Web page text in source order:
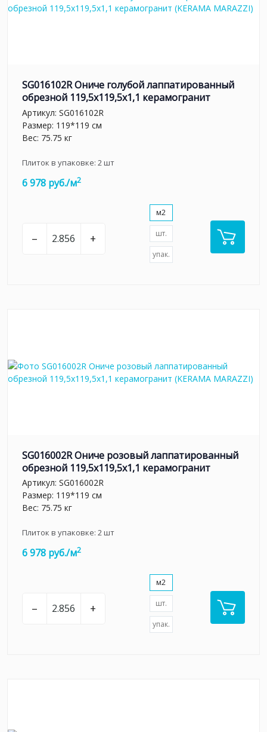
SG016102R Ониче голубой лаппатированный
обрезной 119,5x119,5x1,1 керамогранит
Артикул: SG016102R
Размер: 119*119 см
Вес: 75.75 кг
Плиток в упаковке: 2шт
6 978 руб./м2
– +
м2
шт.
упак.
SG016002R Ониче розовый лаппатированный
обрезной 119,5x119,5x1,1 керамогранит
Артикул: SG016002R
Размер: 119*119 см
Вес: 75.75 кг
Плиток в упаковке: 2шт
6 978 руб./м2
– +
м2
шт.
упак.